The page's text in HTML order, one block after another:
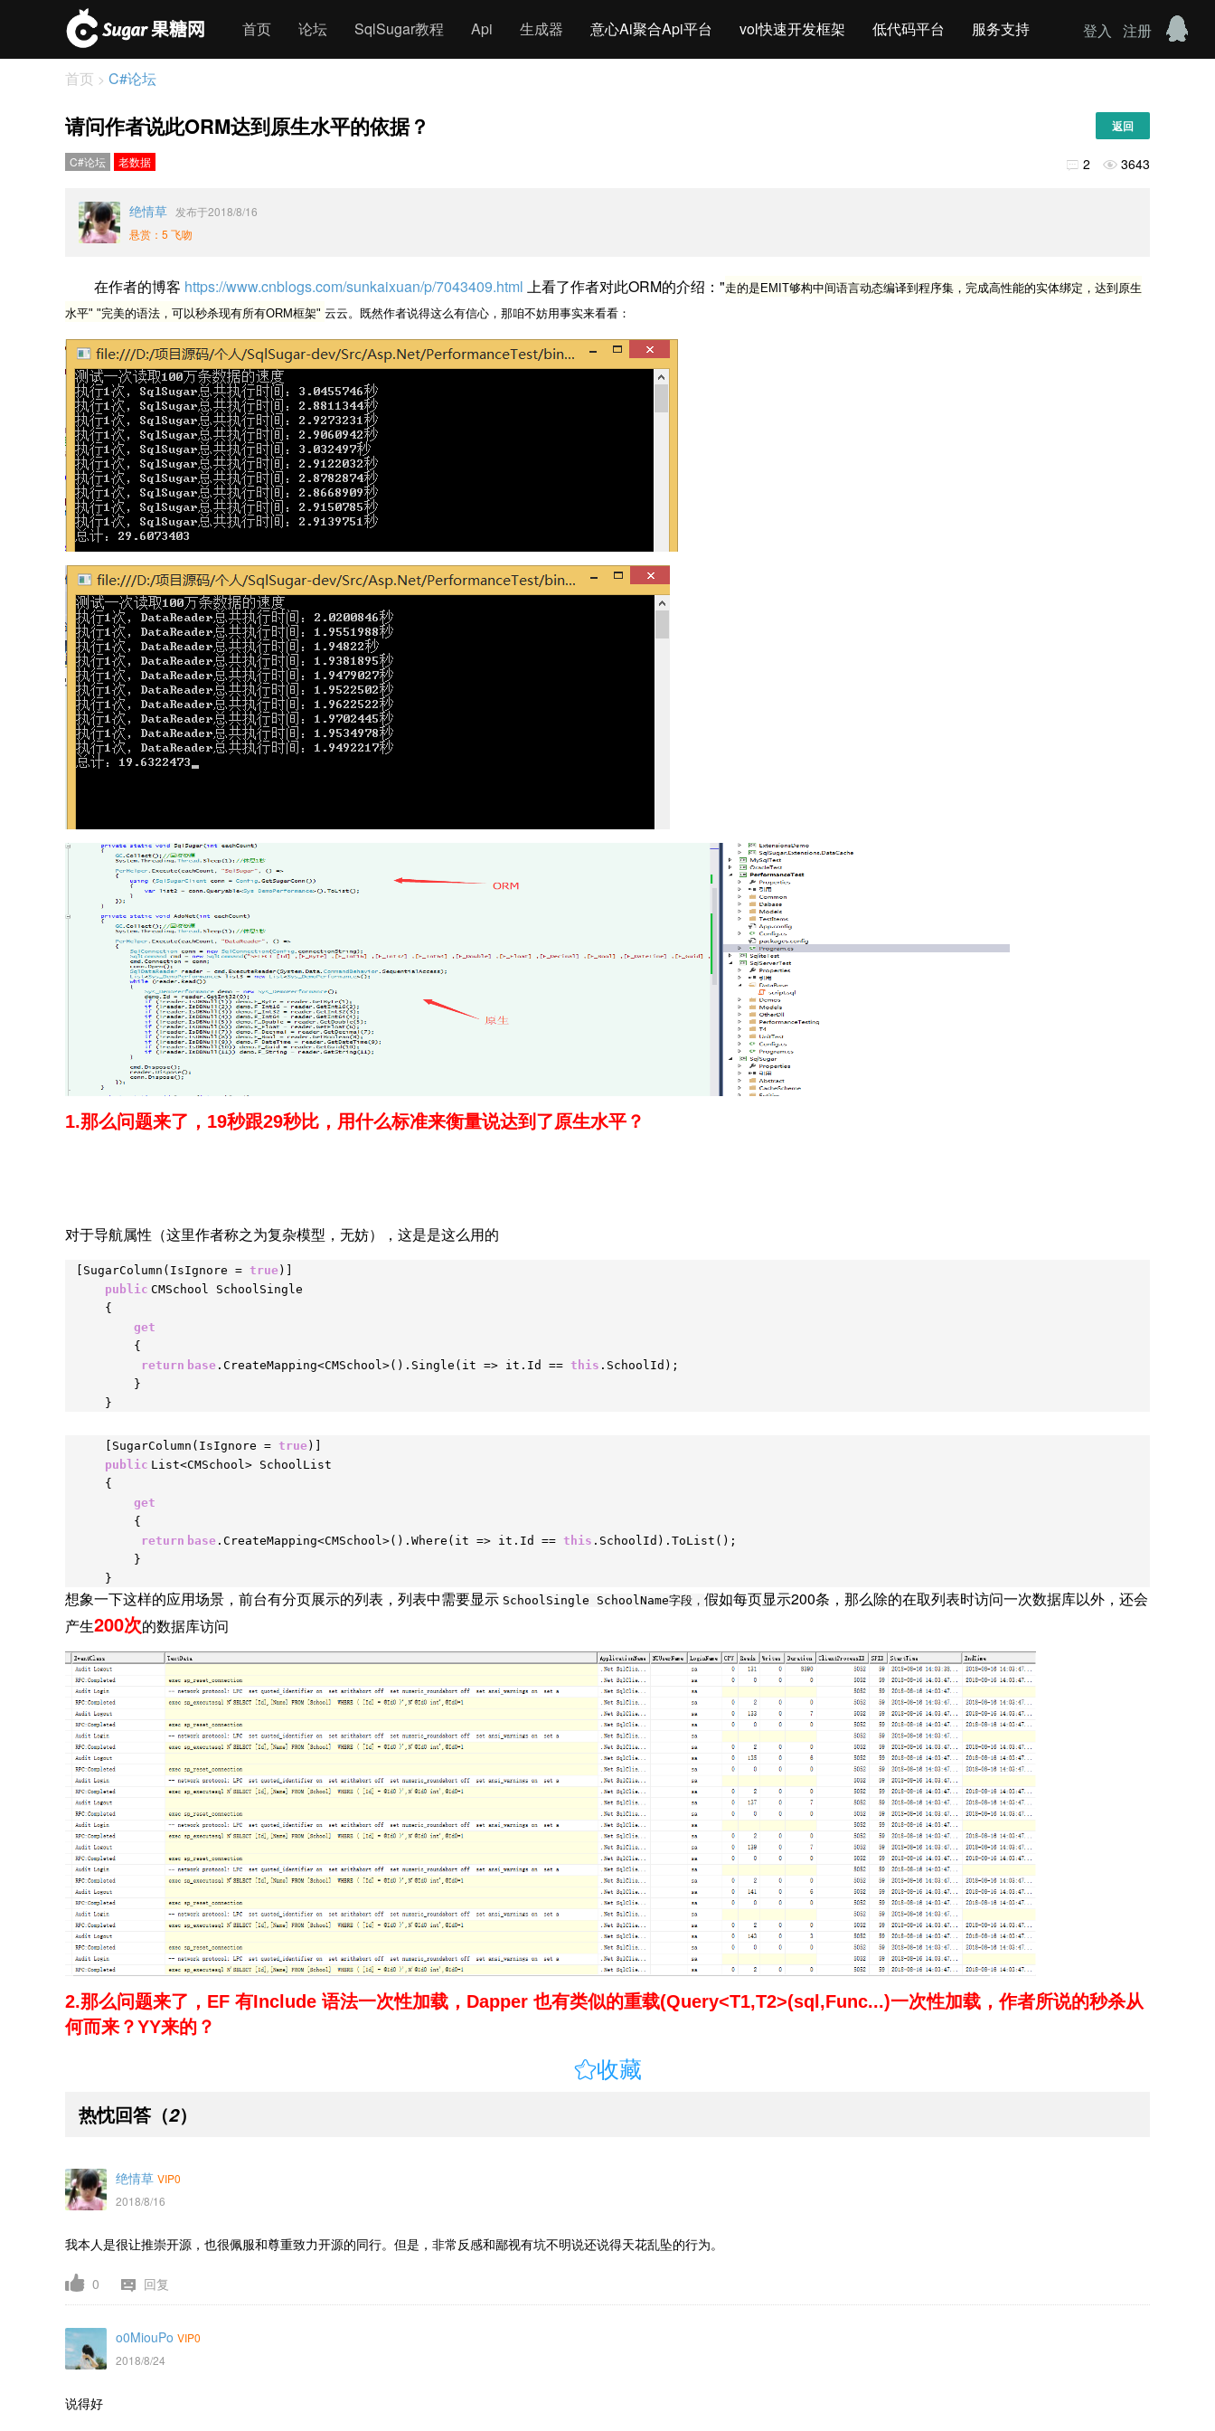
首页 论坛 SqlSugar教程 Api 生成器 意心Ai聚合Api平台 vol快速开发框架 低代码平台 服务支持 登入 注册
首页 > C#论坛
请问作者说此ORM达到原生水平的依据？ 返回
C#论坛 老数据  2  3643
绝情草 发布于2018/8/16
悬赏：5 飞吻
在作者的博客 https://www.cnblogs.com/sunkaixuan/p/7043409.html 上看了作者对此ORM的介绍："走的是EMIT够构中间语言动态编译到程序集，完成高性能的实体绑定，达到原生
水平" "完美的语法，可以秒杀现有所有ORM框架" 云云。既然作者说得这么有信心，那咱不妨用事实来看看：
1.那么问题来了，19秒跟29秒比，用什么标准来衡量说达到了原生水平？
对于导航属性（这里作者称之为复杂模型，无妨），这是是这么用的
[SugarColumn(IsIgnore = true)]
public CMSchool SchoolSingle
{
get
{
return base .CreateMapping<CMSchool>().Single(it => it.Id == this .SchoolId);
}
}
[SugarColumn(IsIgnore = true)]
public List<CMSchool> SchoolList
{
get
{
return base .CreateMapping<CMSchool>().Where(it => it.Id == this .SchoolId).ToList();
}
}
想象一下这样的应用场景，前台有分页展示的列表，列表中需要显示 SchoolSingle SchoolName字段， 假如每页显示200条，那么除的在取列表时访问一次数据库以外，还会
产生200次的数据库访问
2.那么问题来了，EF 有Include 语法一次性加载，Dapper 也有类似的重载(Query<T1,T2>(sql,Func...)一次性加载，作者所说的秒杀从
何而来？YY来的？
收藏
热忱回答 （2）
绝情草 VIP0
2018/8/16
我本人是很让推崇开源，也很佩服和尊重致力开源的同行。但是，非常反感和鄙视有坑不明说还说得天花乱坠的行为。
0 回复
o0MiouPo VIP0
2018/8/24
说得好